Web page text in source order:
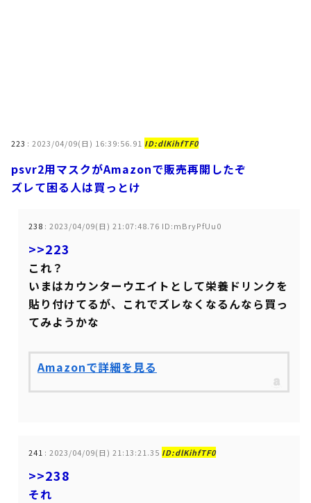
223 : 2023/04/09(日) 16:39:56.91 ID:dlKihfTF0
psvr2用マスクがAmazonで販売再開したぞ
ズレて困る人は買っとけ
238 : 2023/04/09(日) 21:07:48.76 ID:mBryPfUu0
>>223
これ？
いまはカウンターウエイトとして栄養ドリンクを
貼り付けてるが、これでズレなくなるんなら買っ
てみようかな
Amazonで詳細を見る
241 : 2023/04/09(日) 21:13:21.35 ID:dlKihfTF0
>>238
それ